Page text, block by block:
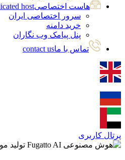
هاست اختصاصیhost
سرور اختصاصی ایران
خرید دامنه
پنل پیامک وب نگاران
تماس با ماcontact us
پرتال کاربری